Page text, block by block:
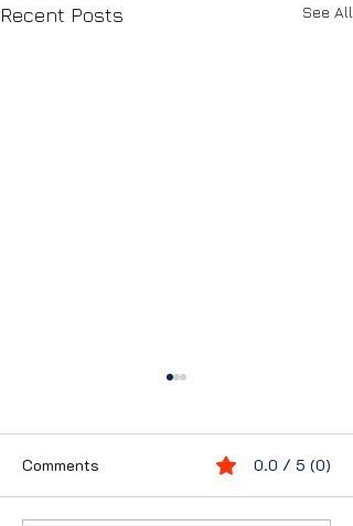
Recent Posts See All
Comments 0.0 / 5 (0)